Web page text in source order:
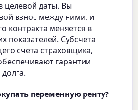
целевой даты. Вы
взнос между ними, и
контракта меняется в
показателей. Субсчета
счета страховщика,
гарантии
переменную ренту?